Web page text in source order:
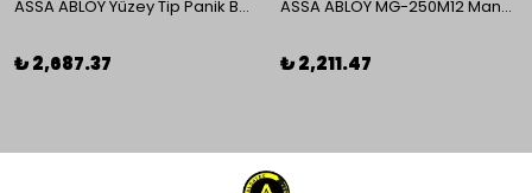
ASSA ABLOY Yüzey Tip Panik Bar PED 180
₺ 2,687.37
ASSA ABLOY MG-250M12 Manyetik Kilit
₺ 2,211.47